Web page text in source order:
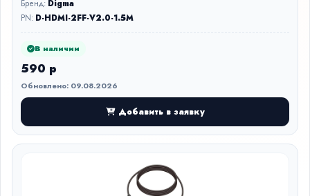
Бренд: Digma
PN: D-HDMI-2FF-V2.0-1.5M
В наличии
590 р
Обновлено: 09.08.2026
Добавить в заявку